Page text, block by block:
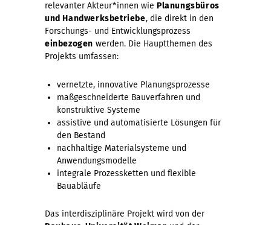
relevanter Akteur*innen wie Planungsbüros
und Handwerksbetriebe, die direkt in den
Forschungs- und Entwicklungsprozess
einbezogen werden. Die Hauptthemen des
Projekts umfassen:
vernetzte, innovative Planungsprozesse
maßgeschneiderte Bauverfahren und
konstruktive Systeme
assistive und automatisierte Lösungen für
den Bestand
nachhaltige Materialsysteme und
Anwendungsmodelle
integrale Prozessketten und flexible
Bauabläufe
Das interdisziplinäre Projekt wird von der